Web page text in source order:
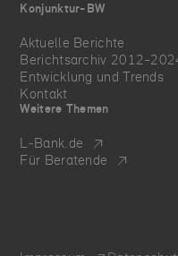
Konjunktur-BW
Aktuelle Berichte
Berichtsarchiv 2012-
Entwicklung und Trends
Kontakt
Weitere Themen
L‑Bank.de
Für Beratende